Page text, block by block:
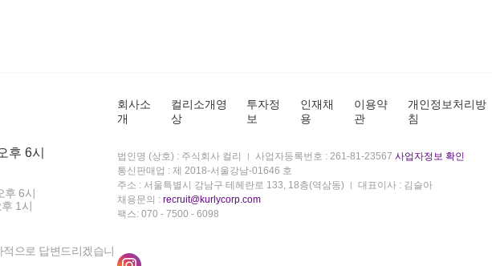
후 6시
후 6시
1시
으로 답변드리겠습니
회사소
개
컬리소개영
상
투자정
보
인재채
용
이용약
관
개인정보처리방
침
법인명 (상호) : 주식회사 컬리 사업자등록번호 : 261-81-23567 사업자정보 확인
통신판매업 : 제 2018-서울강남-01646 호
주소 : 서울특별시 강남구 테헤란로 133, 18층(역삼동)
대표이사 : 김슬아
채용문의 : recruit@kurlycorp.com
팩스: 070 - 7500 - 6098